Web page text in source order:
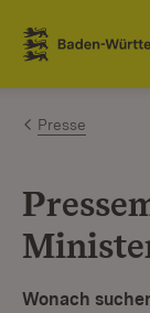
Zum
Link zur
Presse
Wonach